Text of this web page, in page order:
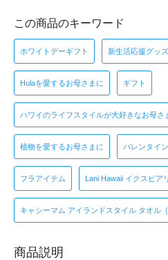
この商品のキーワード
ホワイトデーギフト 新生活応援グッズ
Hulaを愛するお母さまに ギフト
ハワイのライフスタイルが大好きなお母さ
植物を愛するお母さまに バレンタイ
フラアイテム Lani Hawaii イクスピア
キャシーマム アイランドスタイル タオル
商品説明